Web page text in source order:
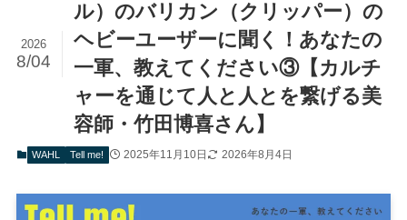
ル）のバリカン（クリッパー）の
ヘビーユーザーに聞く！あなたの
一軍、教えてください③【カルチ
ャーを通じて人と人とを繋げる美
容師・竹田博喜さん】
2026
8/04
WAHL Tell me! 2025年11月10日 2026年8月4日